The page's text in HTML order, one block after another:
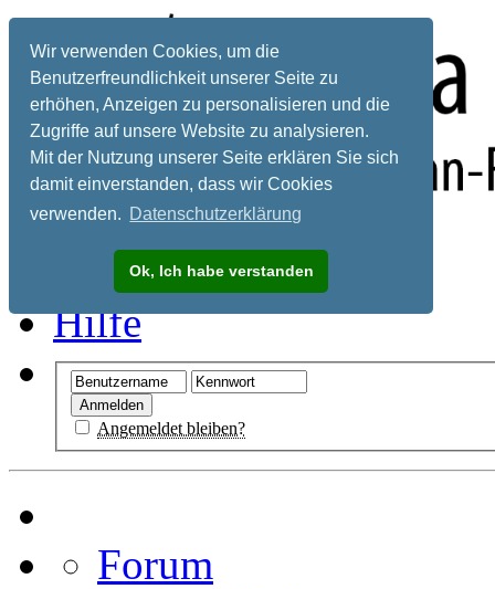
Wir verwenden Cookies, um die
Benutzerfreundlichkeit unserer Seite zu
erhöhen, Anzeigen zu personalisieren und die
Zugriffe auf unsere Website zu analysieren.
Mit der Nutzung unserer Seite erklären Sie sich
damit einverstanden, dass wir Cookies
verwenden. Datenschutzerklärung
Ok, Ich habe verstanden
Registrieren
Hilfe
Angemeldet bleiben?
Forum